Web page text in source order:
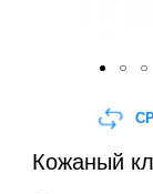
Кожаный